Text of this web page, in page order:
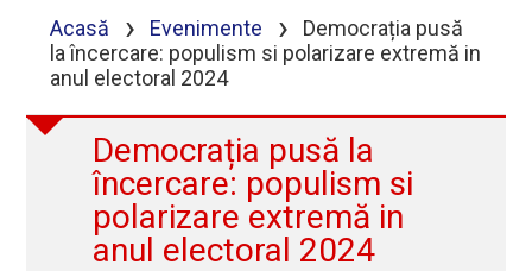
Acasă › Evenimente ›
Democrația pusă
la încercare: populism si polarizare extremă in
anul electoral 2024
Democrația pusă la
încercare: populism si
polarizare extremă in
anul electoral 2024